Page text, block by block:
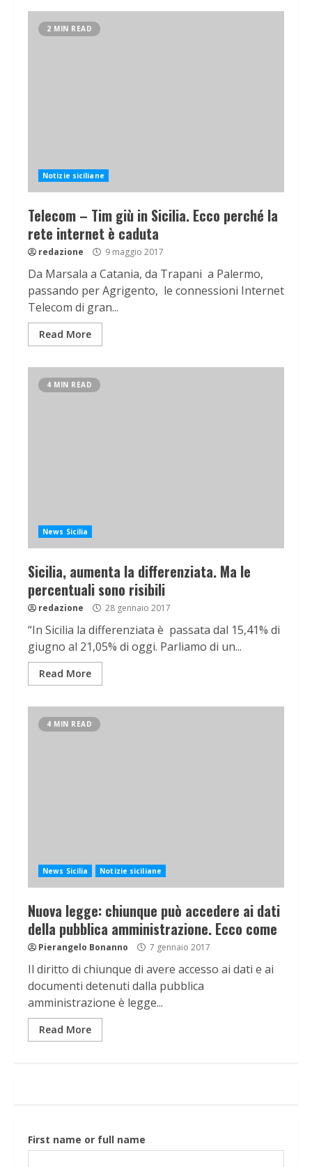
2 MIN READ
Notizie siciliane
Telecom – Tim giù in Sicilia. Ecco perché la
rete internet è caduta
redazione 9 maggio 2017
Da Marsala a Catania, da Trapani a Palermo,
passando per Agrigento, le connessioni Internet
Telecom di gran...
Read More
4 MIN READ
News Sicilia
Sicilia, aumenta la differenziata. Ma le
percentuali sono risibili
redazione 28 gennaio 2017
“In Sicilia la differenziata è passata dal 15,41% di
giugno al 21,05% di oggi. Parliamo di un...
Read More
4 MIN READ
News Sicilia Notizie siciliane
Nuova legge: chiunque può accedere ai dati
della pubblica amministrazione. Ecco come
Pierangelo Bonanno 7 gennaio 2017
Il diritto di chiunque di avere accesso ai dati e ai
documenti detenuti dalla pubblica
amministrazione è legge...
Read More
First name or full name